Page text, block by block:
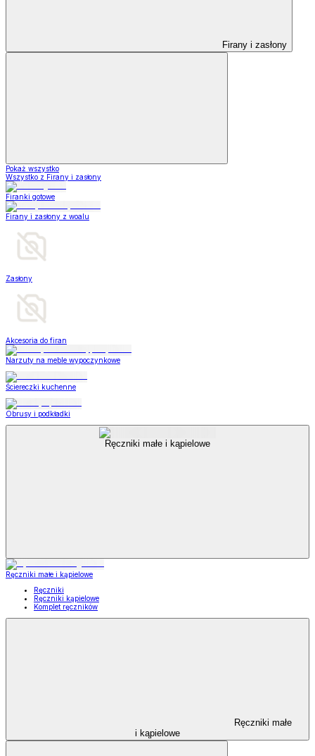
Firany i zasłony
Pokaż wszystko
Wszystko z Firany i zasłony
Firanki gotowe
Firany i zasłony z woalu
Zasłony
Akcesoria do firan
Narzuty na meble wypoczynkowe
Ściereczki kuchenne
Obrusy i podkładki
Ręczniki małe i kąpielowe
Ręczniki małe i kąpielowe
Ręczniki
Ręczniki kąpielowe
Komplet ręczników
Ręczniki małe
i kąpielowe